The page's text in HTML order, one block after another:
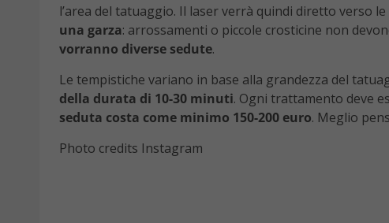
l’area del tatuaggio. Il laser verrà quindi diretto verso
una garza: arrossamenti o piccole crosticine non
vorranno diverse sedute.
Le tempistiche variano in base alla grandezza del
della durata di 10-30 minuti. Ogni trattamento deve
seduta costa come minimo 150-200 euro. Meglio
Photo credits Instagram